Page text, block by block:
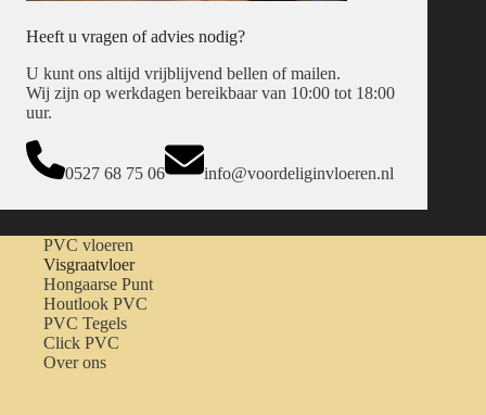
Heeft u vragen of advies nodig?
U kunt ons altijd vrijblijvend bellen of mailen.
Wij zijn op werkdagen bereikbaar van 10:00 tot 18:00
uur.
0527 68 75 06 info@voordeliginvloeren.nl
PVC vloeren
Visgraatvloer
Hongaarse Punt
Houtlook PVC
PVC Tegels
Click PVC
Over ons